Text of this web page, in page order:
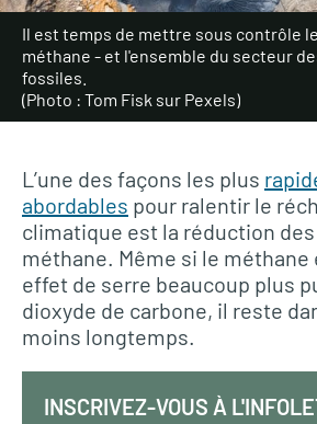
Il est temps de mettre sous contrôle
méthane - et l'ensemble du secteur
fossiles.
(Photo : Tom Fisk sur Pexels)
L’une des façons les plus
abordables pour ralentir le
climatique est la réduction
méthane. Même si le méthane
effet de serre beaucoup plus
dioxyde de carbone, il reste
moins longtemps.
INSCRIVEZ-VOUS À